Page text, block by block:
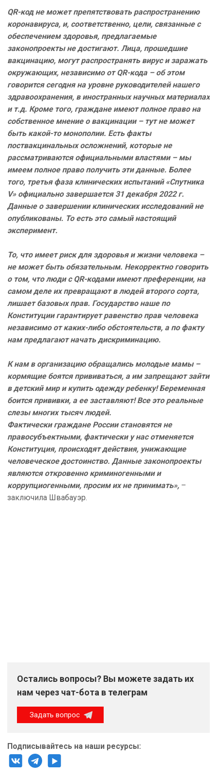
QR-код не может препятствовать распространению
коронавируса, и, соответственно, цели, связанные с
обеспечением здоровья, предлагаемые
законопроекты не достигают. Лица, прошедшие
вакцинацию, могут распространять вирус и заражать
окружающих, независимо от QR-кода – об этом
говорится сегодня на уровне руководителей нашего
здравоохранения, в иностранных научных материалах
и т.д. Кроме того, граждане имеют полное право на
собственное мнение о вакцинации – тут не может
быть какой-то монополии. Есть факты
поствакцинальных осложнений, которые не
рассматриваются официальными властями – мы
имеем полное право получить эти данные. Более
того, третья фаза клинических испытаний «Спутника
V» официально завершается 31 декабря 2022 г.
Данные о завершении клинических исследований не
опубликованы. То есть это самый настоящий
эксперимент.
То, что имеет риск для здоровья и жизни человека –
не может быть обязательным. Некорректно говорить
о том, что люди с QR-кодами имеют преференции, на
самом деле их превращают в людей второго сорта,
лишает базовых прав. Государство наше по
Конституции гарантирует равенство прав человека
независимо от каких-либо обстоятельств, а по факту
нам предлагают начать дискриминацию.
К нам в организацию обращались молодые мамы –
кормящие боятся прививаться, а им запрещают зайти
в детский мир и купить одежду ребенку! Беременная
боится прививки, а ее заставляют! Все это реальные
слезы многих тысяч людей.
Фактически граждане России становятся не
правосубъектными, фактически у нас отменяется
Конституция, происходят действия, унижающие
человеческое достоинство. Данные законопроекты
являются откровенно криминогенными и
коррупциогенными, просим их не принимать», –
заключила Швабауэр.
Остались вопросы? Вы можете задать их
нам через чат-бота в телеграм
Задать вопрос
Подписывайтесь на наши ресурсы: